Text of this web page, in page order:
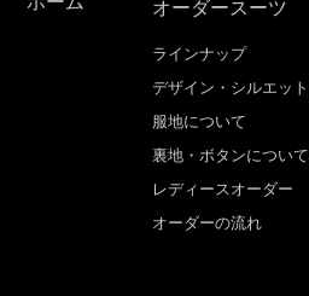
オーダースーツ
ラインナップ
デザイン・シルエット
服地について
裏地・ボタンについて
レディースオーダー
オーダーの流れ